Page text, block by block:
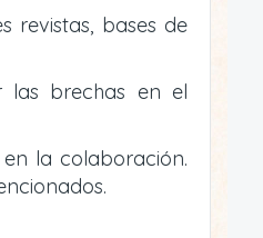
revistas, bases de
las brechas en el
la colaboración.